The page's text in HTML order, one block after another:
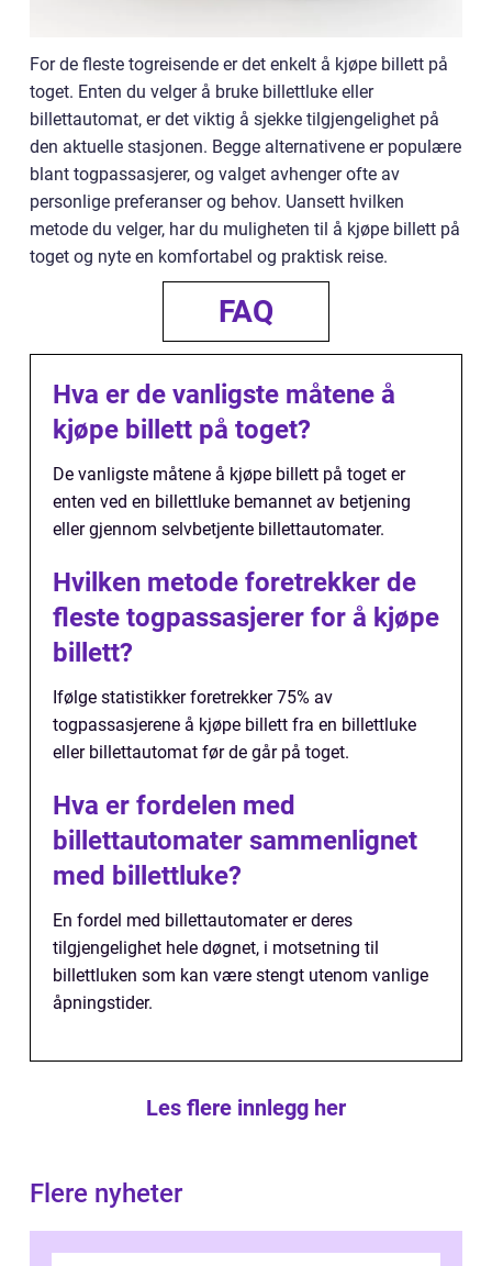
For de fleste togreisende er det enkelt å kjøpe billett på
toget. Enten du velger å bruke billettluke eller
billettautomat, er det viktig å sjekke tilgjengelighet på
den aktuelle stasjonen. Begge alternativene er populære
blant togpassasjerer, og valget avhenger ofte av
personlige preferanser og behov. Uansett hvilken
metode du velger, har du muligheten til å kjøpe billett på
toget og nyte en komfortabel og praktisk reise.
FAQ
Hva er de vanligste måtene å
kjøpe billett på toget?
De vanligste måtene å kjøpe billett på toget er
enten ved en billettluke bemannet av betjening
eller gjennom selvbetjente billettautomater.
Hvilken metode foretrekker de
fleste togpassasjerer for å kjøpe
billett?
Ifølge statistikker foretrekker 75% av
togpassasjerene å kjøpe billett fra en billettluke
eller billettautomat før de går på toget.
Hva er fordelen med
billettautomater sammenlignet
med billettluke?
En fordel med billettautomater er deres
tilgjengelighet hele døgnet, i motsetning til
billettluken som kan være stengt utenom vanlige
åpningstider.
Les flere innlegg her
Flere nyheter